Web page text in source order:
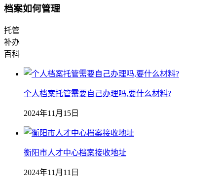
档案如何管理
托管
补办
百科
个人档案托管需要自己办理吗,要什么材料?
2024年11月15日
衡阳市人才中心档案接收地址
2024年11月11日